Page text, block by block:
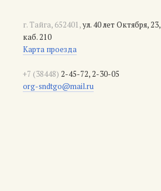
г. Тайга, 652401,ул. 40 лет Октября, 23,
каб. 210
Карта проезда
+7 (38448) 2-45-72, 2-30-05
org-sndtgo@mail.ru